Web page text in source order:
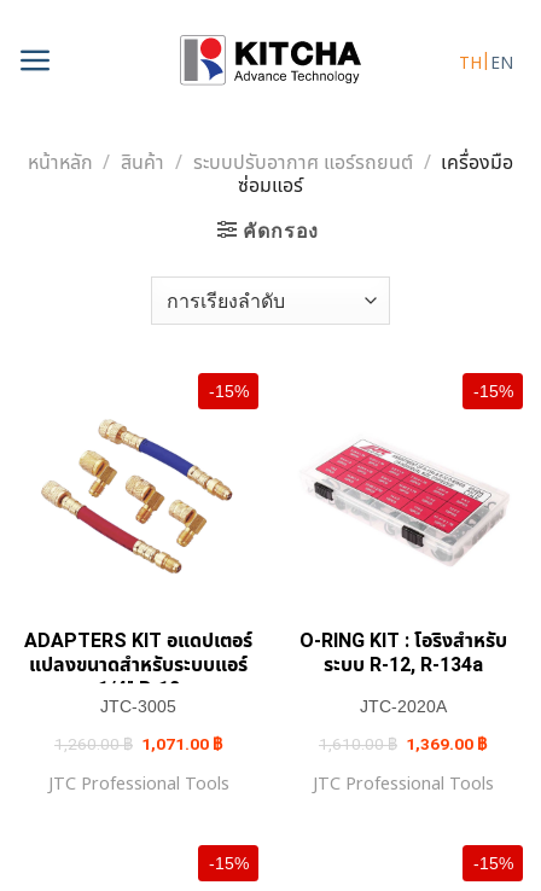
content
TH EN
หน้าหลัก / สินค้า / ระบบปรับอากาศ แอร์รถยนต์ / เครื่องมือ
ซ่อมแอร์
คัดกรอง
-15%
ADAPTERS KIT อแดปเตอร์
แปลงขนาดสำหรับระบบแอร์
1/4″ R-12
JTC-3005
1,260.00฿ Original
price
1,260.00 ฿.
1,071.00 ฿Current
price
1,071.00 ฿.
JTC Professional Tools
-15%
O-RING KIT : โอริงสำหรับ
ระบบ R-12, R-134a
JTC-2020A
1,610.00฿ Original
price
1,610.00 ฿.
1,369.00 ฿Current
price
JTC Professional Tools
-15% -15%